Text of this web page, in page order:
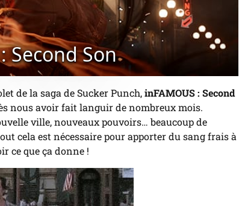
Second Son
de la saga de Sucker Punch,inFAMOUS : Second
nous avoir fait languir de nombreux mois.
ville, nouveaux pouvoirs… beaucoup de
cela est nécessaire pour apporter du sang frais à
ce que ça donne !